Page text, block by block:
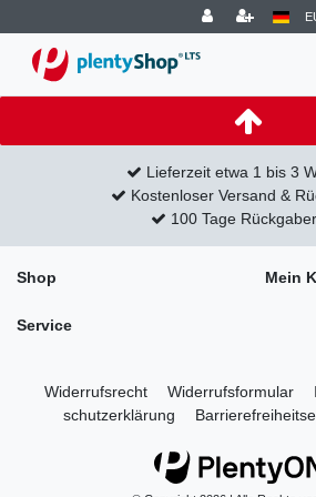
Lieferzeit etwa 1 bis 3
Kostenloser Versand &
100 Tage
Shop Mein
Service
Widerrufs­recht Widerrufs­formular
schutz­erklärung